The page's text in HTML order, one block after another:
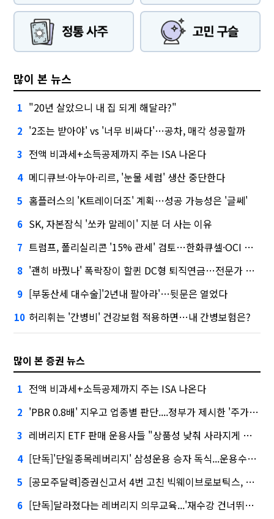
많이 본 뉴스
1 "20년 살았으니 내 집 되게 해달라?"
2 '2조는 받아야' vs '너무 비싸다'…공차, 매각 성공할까
3 전액 비과세+소득공제까지 주는 ISA 나온다
4 메디큐브·아누아·리르, '눈물 세럼' 생산 중단한다
5 홈플러스의 'K트레이더조' 계획…성공 가능성은 '글쎄'
6 SK, 자본잠식 '쏘카 말레이' 지분 더 사는 이유
7 트럼프, 폴리실리콘 '15% 관세' 검토…한화큐셀·OCI 영향은?
8 '괜히 바꿨나' 폭락장이 할퀸 DC형 퇴직연금…전문가 조언은
9 [부동산세 대수술]'2년내 팔아라'…뒷문은 열었다
10 허리휘는 '간병비' 건강보험 적용하면…내 간병보험은?
많이 본 증권 뉴스
1 전액 비과세+소득공제까지 주는 ISA 나온다
2 'PBR 0.8배' 지우고 업종별 판단....정부가 제시한 '주가 누르기' 방지법
3 레버리지 ETF 판매 운용사들 "상품성 낮춰 사라지게 해야"…일부 신중론도
4 [단독]'단일종목레버리지' 삼성운용 승자 독식...운용수익 미래에셋의 6배
5 [공모주달력]증권신고서 4번 고친 빅웨이브로보틱스, 수요예측
6 [단독]달라졌다는 레버리지 의무교육...'재수강 건너뛰기' 허점